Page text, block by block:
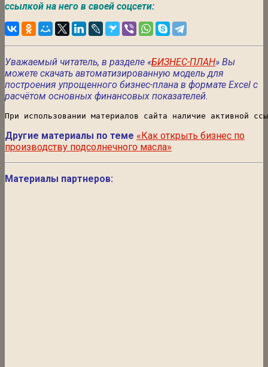
ссылкой на него в своей соцсети:
Уважаемый читатель, в разделе «БИЗНЕС-ПЛАН» Вы
можете скачать автоматизированную модель для
построения упрощенного бизнес-плана в формате Excel с
расчётом основных финансовых показателей.
При использовании материалов сайта наличие активной
Другие материалы по теме «Как открыть бизнес по
производству подсолнечного масла»
Материалы партнеров: